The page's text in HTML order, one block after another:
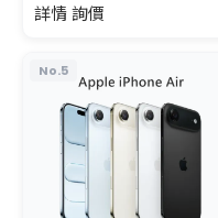
詳情 詢價
No.5